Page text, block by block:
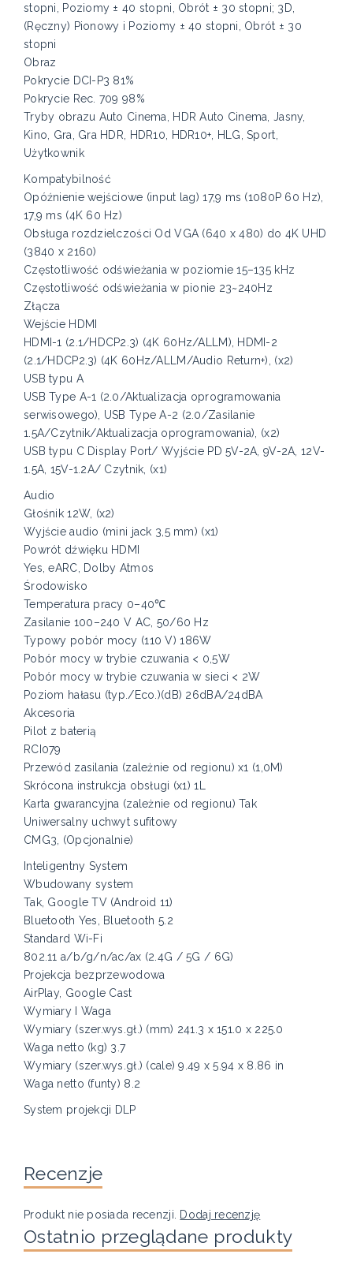
stopni, Poziomy ± 40 stopni, Obrót ± 30 stopni; 3D,
(Ręczny) Pionowy i Poziomy ± 40 stopni, Obrót ± 30
stopni
Obraz
Pokrycie DCI-P3 81%
Pokrycie Rec. 709 98%
Tryby obrazu Auto Cinema, HDR Auto Cinema, Jasny,
Kino, Gra, Gra HDR, HDR10, HDR10+, HLG, Sport,
Użytkownik
Kompatybilność
Opóźnienie wejściowe (input lag) 17,9 ms (1080P 60 Hz),
17,9 ms (4K 60 Hz)
Obsługa rozdzielczości Od VGA (640 x 480) do 4K UHD
(3840 x 2160)
Częstotliwość odświeżania w poziomie 15–135 kHz
Częstotliwość odświeżania w pionie 23~240Hz
Złącza
Wejście HDMI
HDMI-1 (2.1/HDCP2.3) (4K 60Hz/ALLM), HDMI-2
(2.1/HDCP2.3) (4K 60Hz/ALLM/Audio Return+), (x2)
USB typu A
USB Type A-1 (2.0/Aktualizacja oprogramowania
serwisowego), USB Type A-2 (2.0/Zasilanie
1.5A/Czytnik/Aktualizacja oprogramowania), (x2)
USB typu C Display Port/ Wyjście PD 5V-2A, 9V-2A, 12V-
1.5A, 15V-1.2A/ Czytnik, (x1)
Audio
Głośnik 12W, (x2)
Wyjście audio (mini jack 3,5 mm) (x1)
Powrót dźwięku HDMI
Yes, eARC, Dolby Atmos
Środowisko
Temperatura pracy 0–40℃
Zasilanie 100–240 V AC, 50/60 Hz
Typowy pobór mocy (110 V) 186W
Pobór mocy w trybie czuwania < 0,5W
Pobór mocy w trybie czuwania w sieci < 2W
Poziom hałasu (typ./Eco.)(dB) 26dBA/24dBA
Akcesoria
Pilot z baterią
RCI079
Przewód zasilania (zależnie od regionu) x1 (1,0M)
Skrócona instrukcja obsługi (x1) 1L
Karta gwarancyjna (zależnie od regionu) Tak
Uniwersalny uchwyt sufitowy
CMG3, (Opcjonalnie)
Inteligentny System
Wbudowany system
Tak, Google TV (Android 11)
Bluetooth Yes, Bluetooth 5.2
Standard Wi-Fi
802.11 a/b/g/n/ac/ax (2.4G / 5G / 6G)
Projekcja bezprzewodowa
AirPlay, Google Cast
Wymiary I Waga
Wymiary (szer.wys.gł.) (mm) 241.3 x 151.0 x 225.0
Waga netto (kg) 3.7
Wymiary (szer.wys.gł.) (cale) 9.49 x 5.94 x 8.86 in
Waga netto (funty) 8.2
System projekcji DLP
Recenzje
Produkt nie posiada recenzji. Dodaj recenzję
Ostatnio przeglądane produkty